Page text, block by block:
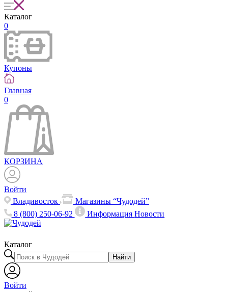
Каталог
0
Купоны
Главная
0
КОРЗИНА
Войти
Владивосток
Магазины “Чудодей”
8 (800) 250-06-92
ИнформацияНовости
Каталог
Найти
Войти